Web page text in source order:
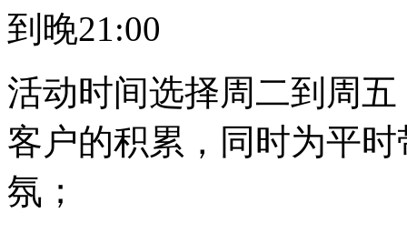
到晚21:00
活动时间选择周二到周
客户的积累，同时为平
氛；